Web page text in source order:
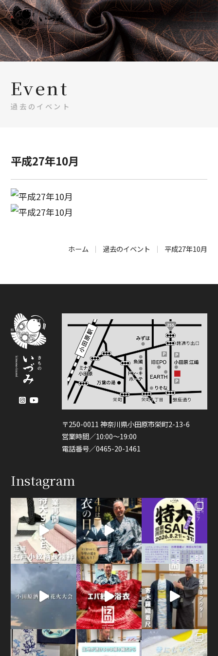
Event
過去のイベント
平成27年10月
ホーム 過去のイベント 平成27年10月
〒250-0011 神奈川県小田原市栄町2-13-6
営業時間／10:00〜19:00
電話番号／0465-20-1461
Instagram